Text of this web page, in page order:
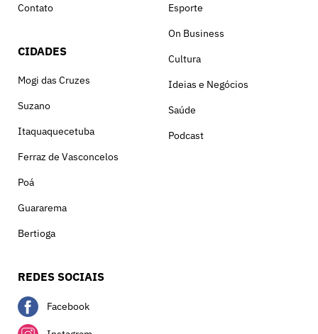
Contato
CIDADES
Mogi das Cruzes
Suzano
Itaquaquecetuba
Ferraz de Vasconcelos
Poá
Guararema
Bertioga
Esporte
On Business
Cultura
Ideias e Negócios
Saúde
Podcast
REDES SOCIAIS
Facebook